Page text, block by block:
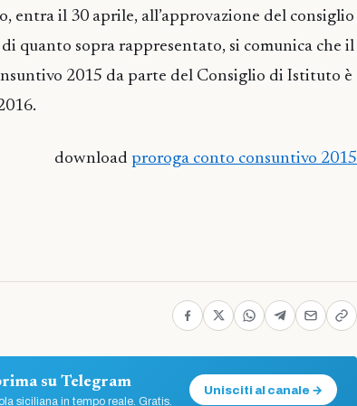
entra il 30 aprile, all’approvazione del consiglio
quanto sopra rappresentato, si comunica che il
2015 da parte del Consiglio di Istituto è
download proroga conto consuntivo 2015
su Telegram
siciliana in tempo reale. Gratis.
Unisciti al canale →